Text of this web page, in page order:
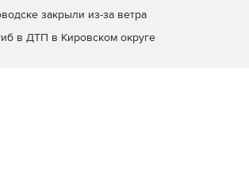
закрыли из-за ветра
в ДТП в Кировском округе